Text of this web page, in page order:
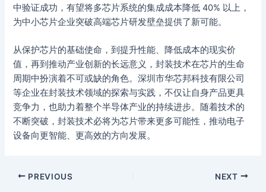
中验证成功，有望将多芯片系统的集成成本降低 40% 以上，
为中小芯片企业突破高端芯片研发壁垒提供了新可能。
从保护芯片的基础使命，到提升性能、降低成本的现实价
值，再到推动产业创新的长远意义，封装技术在芯片的生命
周期中扮演着不可或缺的角色。深圳市华芯邦科技有限公司
等企业在封装技术领域的探索与实践，不仅让自身产品更具
竞争力，也助力着整个半导体产业的持续进步。随着技术的
不断突破，封装技术必将为芯片带来更多可能性，推动电子
设备向更智能、更高效的方向发展。
PREVIOUS NEXT